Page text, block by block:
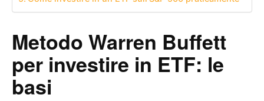
Metodo Warren Buffett
per investire in ETF: le
basi